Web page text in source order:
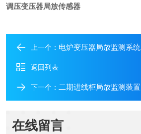
调压变压器局放传感器
上一个： 电炉变压器局放监测系统
返回列表
下一个： 二期进线柜局放监测装置
在线留言